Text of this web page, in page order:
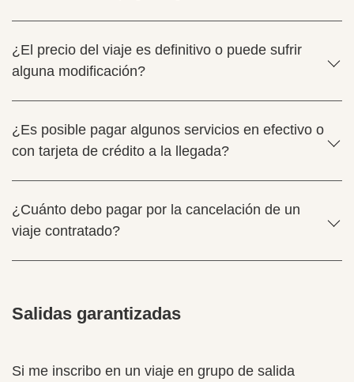
¿El precio del viaje es definitivo o puede sufrir
alguna modificación?
¿Es posible pagar algunos servicios en efectivo o
con tarjeta de crédito a la llegada?
¿Cuánto debo pagar por la cancelación de un
viaje contratado?
Salidas garantizadas
Si me inscribo en un viaje en grupo de salida